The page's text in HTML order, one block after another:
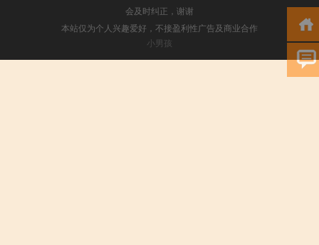
会及时纠正，谢谢
本站仅为个人兴趣爱好，不接盈利性广告及商业合作
小男孩